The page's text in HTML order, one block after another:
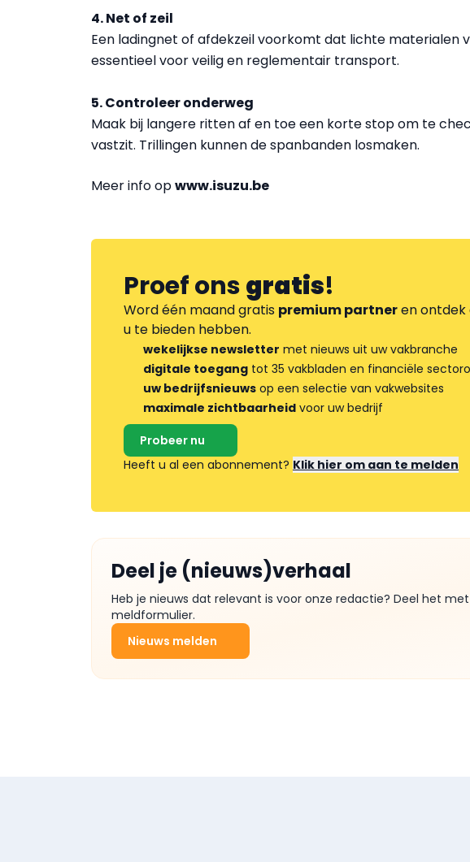
4. Net of zeil
Een ladingnet of afdekzeil voorkomt dat lichte materialen
essentieel voor veilig en reglementair transport.
5. Controleer onderweg
Maak bij langere ritten af en toe een korte stop om te
vastzit. Trillingen kunnen de spanbanden losmaken.
Meer info opwww.isuzu.be
Proef onsgratis!
Word één maand gratis premium partneren ontdek
u te bieden hebben.
wekelijkse newsletter met nieuws uit uw vakbranche
digitale toegang tot 35 vakbladen en financiële
uw bedrijfsnieuws op een selectie van vakwebsites
maximale zichtbaarheid voor uw bedrijf
Probeer nu
Heeft u al een abonnement? Klik hier om aan te melden
Deel je (nieuws)verhaal
Heb je nieuws dat relevant is voor onze redactie? Deel het
meldformulier.
Nieuws melden